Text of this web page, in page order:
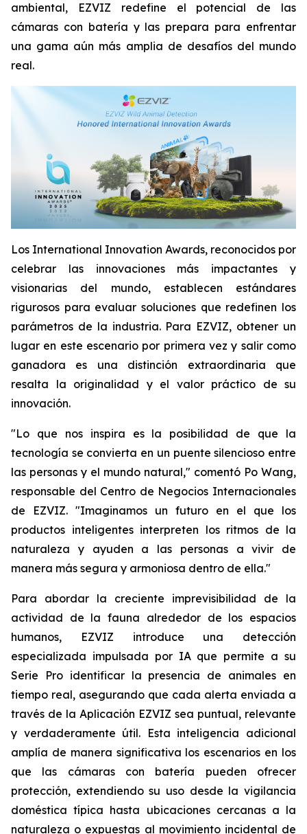
ambiental, EZVIZ redefine el potencial de las
cámaras con batería y las prepara para enfrentar
una gama aún más amplia de desafíos del mundo
real.
Los International Innovation Awards, reconocidos por
celebrar las innovaciones más impactantes y
visionarias del mundo, establecen estándares
rigurosos para evaluar soluciones que redefinen los
parámetros de la industria. Para EZVIZ, obtener un
lugar en este escenario por primera vez y salir como
ganadora es una distinción extraordinaria que
resalta la originalidad y el valor práctico de su
innovación.
"Lo que nos inspira es la posibilidad de que la
tecnología se convierta en un puente silencioso entre
las personas y el mundo natural," comentó Po Wang,
responsable del Centro de Negocios Internacionales
de EZVIZ. "Imaginamos un futuro en el que los
productos inteligentes interpreten los ritmos de la
naturaleza y ayuden a las personas a vivir de
manera más segura y armoniosa dentro de ella."
Para abordar la creciente imprevisibilidad de la
actividad de la fauna alrededor de los espacios
humanos, EZVIZ introduce una detección
especializada impulsada por IA que permite a su
Serie Pro identificar la presencia de animales en
tiempo real, asegurando que cada alerta enviada a
través de la Aplicación EZVIZ sea puntual, relevante
y verdaderamente útil. Esta inteligencia adicional
amplía de manera significativa los escenarios en los
que las cámaras con batería pueden ofrecer
protección, extendiendo su uso desde la vigilancia
doméstica típica hasta ubicaciones cercanas a la
naturaleza o expuestas al movimiento incidental de